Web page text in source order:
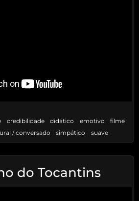
credibilidade didático emotivo
filme
/ conversado simpático suave
do Tocantins